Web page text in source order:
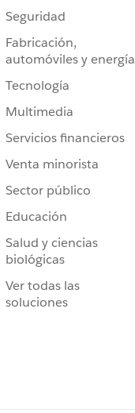
Seguridad
Fabricación,
automóviles y energía
Tecnología
Multimedia
Servicios financieros
Venta minorista
Sector público
Educación
Salud y ciencias
biológicas
Ver todas las
soluciones